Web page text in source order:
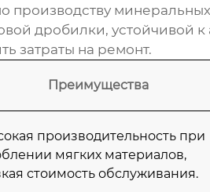
производству
дробилки, устойчивой
затраты на ремонт.
Преимущества
производительность при
мягких материалов,
стоимость обслуживания.